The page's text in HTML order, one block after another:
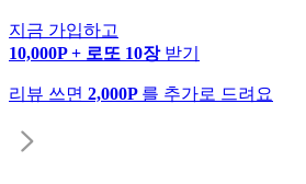
지금 가입하고
10,000P + 로또 10장 받기
리뷰 쓰면 2,000P 를 추가로 드려요